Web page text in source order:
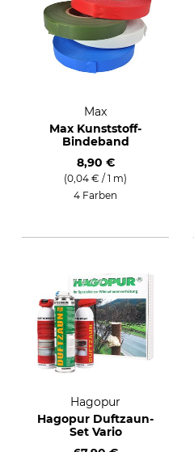
Max
Max Kunststoff-
Bindeband
8,90 €
(0,04 € / 1 m)
4 Farben
Hagopur
Hagopur Duftzaun-
Set Vario